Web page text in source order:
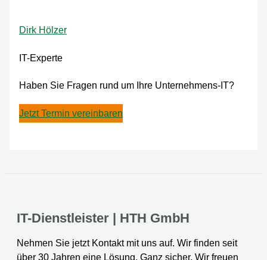
Dirk Hölzer
IT-Experte
Haben Sie Fragen rund um Ihre Unternehmens-IT?
Jetzt Termin vereinbaren
IT-Dienstleister | HTH GmbH
Nehmen Sie jetzt Kontakt mit uns auf. Wir finden seit
über 30 Jahren eine Lösung. Ganz sicher. Wir freuen